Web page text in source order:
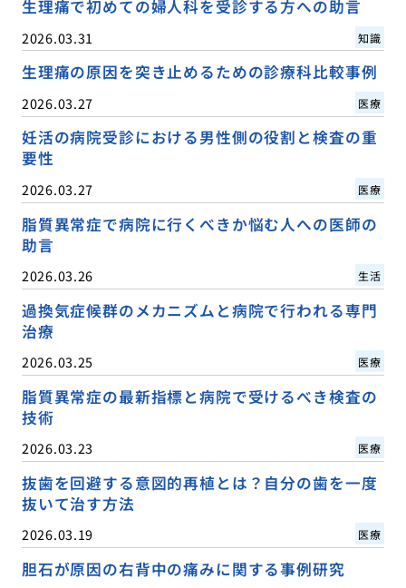
生理痛で初めての婦人科を受診する方への助言
2026.03.31 知識
生理痛の原因を突き止めるための診療科比較事例
2026.03.27 医療
妊活の病院受診における男性側の役割と検査の重
要性
2026.03.27 医療
脂質異常症で病院に行くべきか悩む人への医師の
助言
2026.03.26 生活
過換気症候群のメカニズムと病院で行われる専門
治療
2026.03.25 医療
脂質異常症の最新指標と病院で受けるべき検査の
技術
2026.03.23 医療
抜歯を回避する意図的再植とは？自分の歯を一度
抜いて治す方法
2026.03.19 医療
胆石が原因の右背中の痛みに関する事例研究